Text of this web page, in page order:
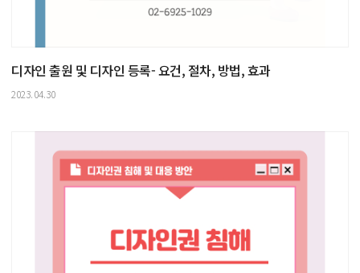
디자인 출원 및 디자인 등록- 요건, 절차, 방법, 효과
2023.04.30